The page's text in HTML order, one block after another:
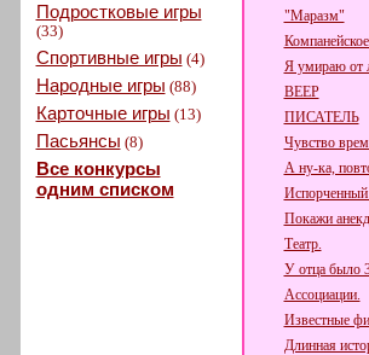
Подростковые игры
(33)
Спортивные игры (4)
Народные игры (88)
Карточные игры (13)
Пасьянсы (8)
Все конкурсы
одним списком
"Маразм"
Я умираю от
ВЕЕР
ПИСАТЕЛЬ
Чувство
А ну-ка,
Покажи
Театр.
У отца было
Ассоциации.
Известные
Длинная